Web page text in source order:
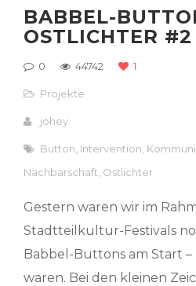
BABBEL-
OSTLICHTER #2
0 44742 1
Projekte
johey
Button Intervention
Nachbarschaft Ostlichter
Gestern waren wir im
Stadtteilkultur-Festivals
Babbel-Buttons am Start
waren. Bei den kleinen